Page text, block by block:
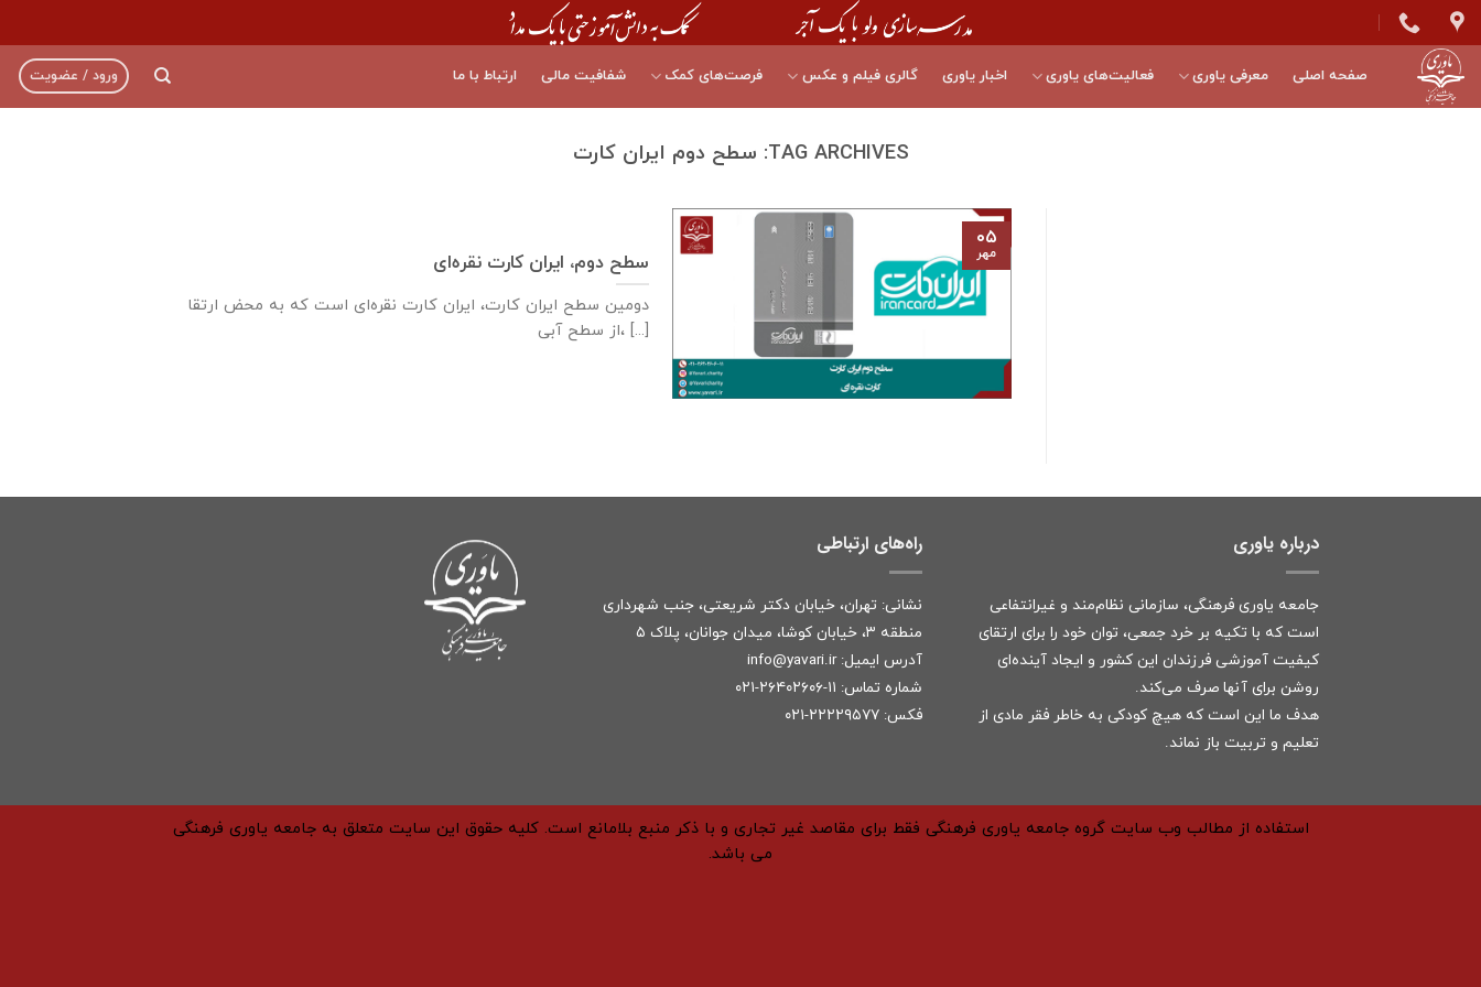
Skip
to
content
صفحه اصلی معرفی یاوری فعالیت‌های یاوری اخبار یاوری گالری فیلم و عکس فرصت‌های کمک شفافیت مالی ارتباط با ما ورود / عضویت
TAG ARCHIVES: سطح دوم ایران کارت
سطح دوم، ایران کارت نقره‌ای
دومین سطح ایران کارت، ایران کارت نقره‌ای است که به محض ارتقا
از سطح آبی، [...]
۰۵
مهر
درباره یاوری
جامعه یاوری فرهنگی، سازمانی نظام‌مند و غیرانتفاعی
است که با تکیه بر خرد جمعی، توان خود را برای ارتقای
کیفیت آموزشی فرزندان این کشور و ایجاد آینده‌ای
روشن برای آنها صرف می‌کند.
هدف ما این است که هیچ کودکی به خاطر فقر مادی از
تعلیم و تربیت باز نماند.
راه‌های ارتباطی
نشانی: تهران، خیابان دکتر شریعتی، جنب شهرداری
منطقه ۳، خیابان کوشا، میدان جوانان، پلاک ۵
آدرس ایمیل: info@yavari.ir
شماره تماس: ۱۱-۲۶۴۰۲۶۰۶-۰۲۱
فکس: ۲۲۲۲۹۵۷۷-۰۲۱
استفاده از مطالب وب سایت گروه جامعه یاوری فرهنگی فقط برای مقاصد غیر تجاری و با ذکر منبع بلامانع است. کلیه حقوق این سایت متعلق به جامعه یاوری فرهنگی
می باشد.